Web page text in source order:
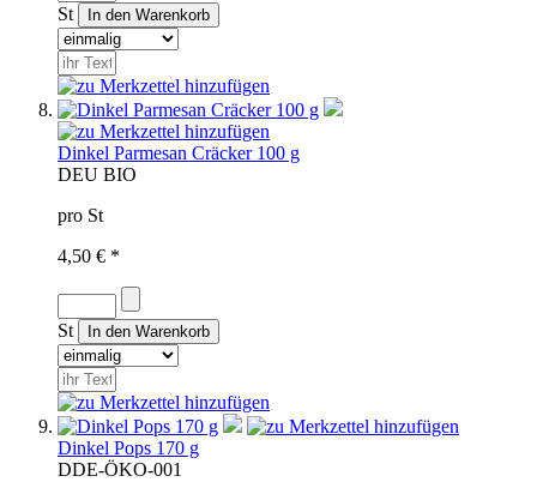
St
Dinkel Parmesan Cräcker 100 g
DEU BIO
pro St
4,50 € *
St
Dinkel Pops 170 g
DDE-ÖKO-001